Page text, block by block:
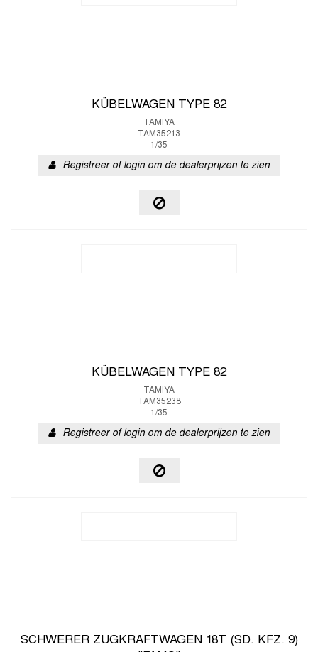
KÜBELWAGEN TYPE 82
TAMIYA
TAM35213
1/35
Registreer of login om de dealerprijzen te zien
KÜBELWAGEN TYPE 82
TAMIYA
TAM35238
1/35
Registreer of login om de dealerprijzen te zien
SCHWERER ZUGKRAFTWAGEN 18T (SD. KFZ. 9)